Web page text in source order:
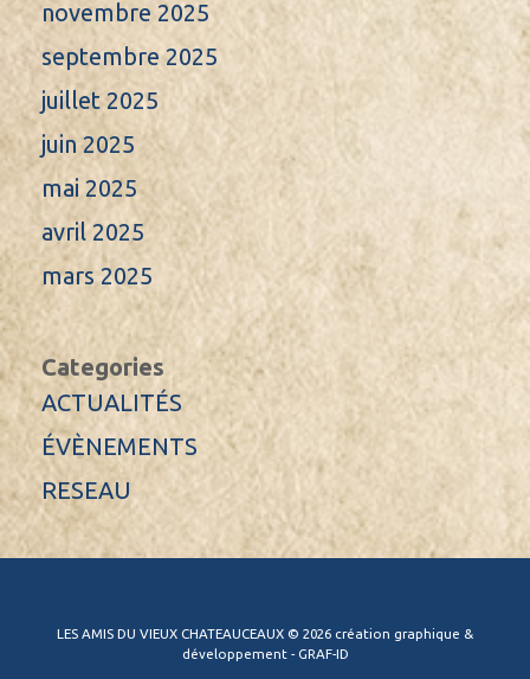
novembre 2025
septembre 2025
juillet 2025
juin 2025
mai 2025
avril 2025
mars 2025
Categories
ACTUALITÉS
ÉVÈNEMENTS
RESEAU
LES AMIS DU VIEUX CHATEAUCEAUX © 2026 création graphique &
développement - GRAF-ID